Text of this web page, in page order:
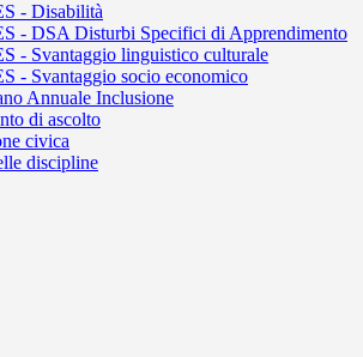
- Disabilità
- DSA Disturbi Specifici di Apprendimento
- Svantaggio linguistico culturale
- Svantaggio socio economico
Annuale Inclusione
di ascolto
civica
discipline